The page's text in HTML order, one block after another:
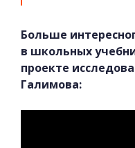
Больше
в школьных
проекте
Галимова: